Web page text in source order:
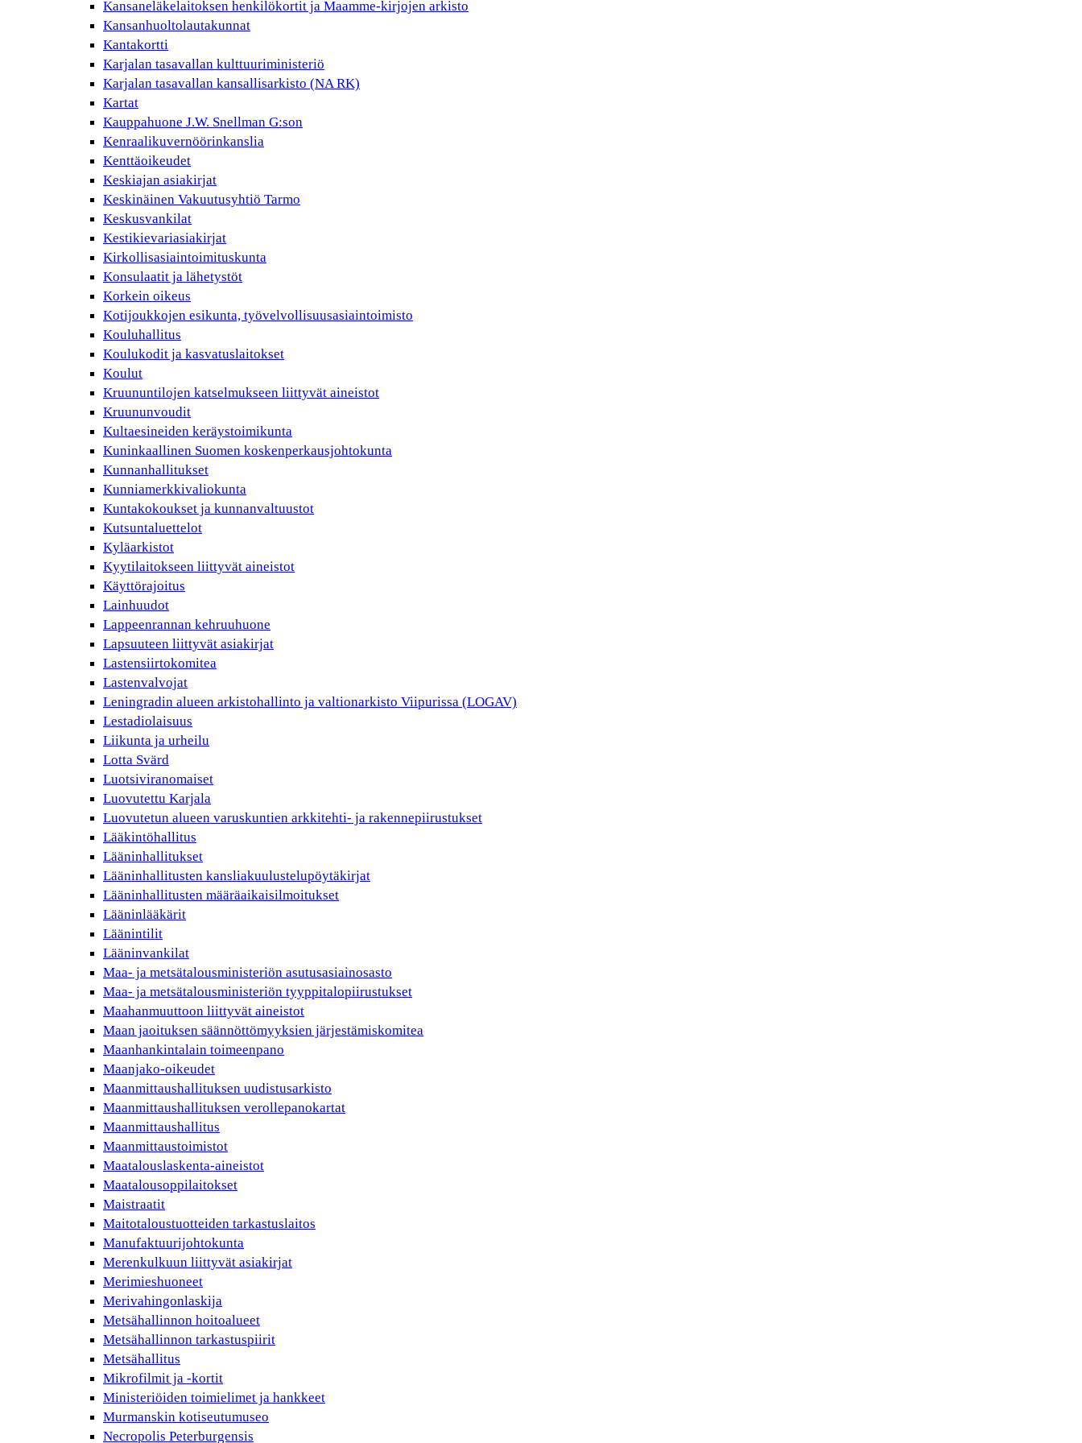
Kansaneläkelaitoksen henkilökortit ja Maamme-kirjojen arkisto
Kansanhuoltolautakunnat
Kantakortti
Karjalan tasavallan kulttuuriministeriö
Karjalan tasavallan kansallisarkisto (NA RK)
Kartat
Kauppahuone J.W. Snellman G:son
Kenraalikuvernöörinkanslia
Kenttäoikeudet
Keskiajan asiakirjat
Keskinäinen Vakuutusyhtiö Tarmo
Keskusvankilat
Kestikievariasiakirjat
Kirkollisasiaintoimituskunta
Konsulaatit ja lähetystöt
Korkein oikeus
Kotijoukkojen esikunta, työvelvollisuusasiaintoimisto
Kouluhallitus
Koulukodit ja kasvatuslaitokset
Koulut
Kruununtilojen katselmukseen liittyvät aineistot
Kruununvoudit
Kultaesineiden keräystoimikunta
Kuninkaallinen Suomen koskenperkausjohtokunta
Kunnanhallitukset
Kunniamerkkivaliokunta
Kuntakokoukset ja kunnanvaltuustot
Kutsuntaluettelot
Kyläarkistot
Kyytilaitokseen liittyvät aineistot
Käyttörajoitus
Lainhuudot
Lappeenrannan kehruuhuone
Lapsuuteen liittyvät asiakirjat
Lastensiirtokomitea
Lastenvalvojat
Leningradin alueen arkistohallinto ja valtionarkisto Viipurissa (LOGAV)
Lestadiolaisuus
Liikunta ja urheilu
Lotta Svärd
Luotsiviranomaiset
Luovutettu Karjala
Luovutetun alueen varuskuntien arkkitehti- ja rakennepiirustukset
Lääkintöhallitus
Lääninhallitukset
Lääninhallitusten kansliakuulustelupöytäkirjat
Lääninhallitusten määräaikaisilmoitukset
Lääninlääkärit
Läänintilit
Lääninvankilat
Maa- ja metsätalousministeriön asutusasiainosasto
Maa- ja metsätalousministeriön tyyppitalopiirustukset
Maahanmuuttoon liittyvät aineistot
Maan jaoituksen säännöttömyyksien järjestämiskomitea
Maanhankintalain toimeenpano
Maanjako-oikeudet
Maanmittaushallituksen uudistusarkisto
Maanmittaushallituksen verollepanokartat
Maanmittaushallitus
Maanmittaustoimistot
Maatalouslaskenta-aineistot
Maatalousoppilaitokset
Maistraatit
Maitotaloustuotteiden tarkastuslaitos
Manufaktuurijohtokunta
Merenkulkuun liittyvät asiakirjat
Merimieshuoneet
Merivahingonlaskija
Metsähallinnon hoitoalueet
Metsähallinnon tarkastuspiirit
Metsähallitus
Mikrofilmit ja -kortit
Ministeriöiden toimielimet ja hankkeet
Murmanskin kotiseutumuseo
Necropolis Peterburgensis